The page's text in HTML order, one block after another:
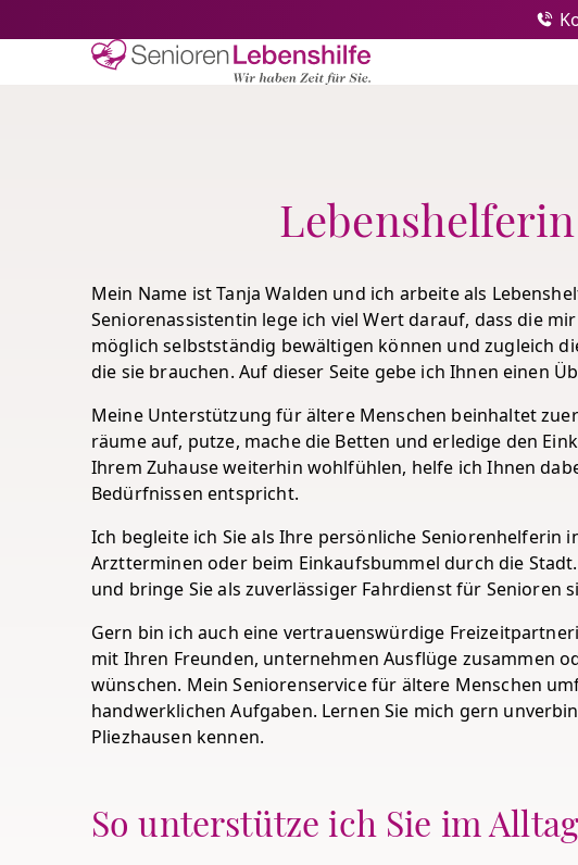
Senioren-Lebenshilfe
Mein Name ist Tanja Walden und ich arbeite als
Seniorenassistentin lege ich viel Wert darauf, dass die
möglich selbstständig bewältigen können und zugleich
die sie brauchen. Auf dieser Seite gebe ich Ihnen einen
Meine Unterstützung für ältere Menschen beinhaltet
räume auf, putze, mache die Betten und erledige den
Ihrem Zuhause weiterhin wohlfühlen, helfe ich Ihnen
Bedürfnissen entspricht.
Ich begleite ich Sie als Ihre persönliche Seniorenhelferin
Arztterminen oder beim Einkaufsbummel durch die
und bringe Sie als zuverlässiger Fahrdienst für Senioren
Gern bin ich auch eine vertrauenswürdige
mit Ihren Freunden, unternehmen Ausflüge zusammen
wünschen. Mein Seniorenservice für ältere Menschen
handwerklichen Aufgaben. Lernen Sie mich gern
Pliezhausen kennen.
So unterstütze ich Sie im Alltag